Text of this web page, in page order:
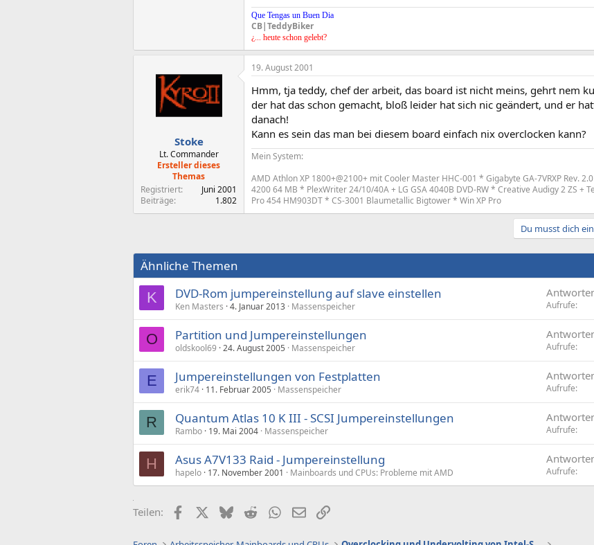
Que Tengas un Buen Dia
CB|TeddyBiker
¿... heute schon gelebt?
Stoke
Lt. Commander
Ersteller dieses
Themas
Registriert
Juni 2001
Beiträge
1.802
19. August 2001
Hmm, tja teddy, chef der arbeit, das board ist nicht meins, gehrt nem
der hat das schon gemacht, bloß leider hat sich nic geändert, und er
danach!
Kann es sein das man bei diesem board einfach nix overclocken kann?
Mein System:
AMD Athlon XP 1800+@2100+ mit Cooler Master HHC-001 * Gigabyte GA-7VRXP Rev.
4200 64 MB * PlexWriter 24/10/40A + LG GSA 4040B DVD-RW * Creative Audigy 2 ZS +
Pro 454 HM903DT * CS-3001 Blaumetallic Bigtower * Win XP Pro
Du musst dich
Ähnliche Themen
K DVD-Rom jumpereinstellung auf slave einstellen
Ken Masters 4. Januar 2013 Massenspeicher Aufrufe
O Partition und Jumpereinstellungen
oldskool69 24. August 2005 Massenspeicher Aufrufe
E Jumpereinstellungen von Festplatten
erik74 11. Februar 2005 Massenspeicher Aufrufe
R Quantum Atlas 10 K III - SCSI Jumpereinstellungen
Rambo 19. Mai 2004 Massenspeicher Aufrufe
H Asus A7V133 Raid - Jumpereinstellung
hapelo 17. November 2001 Mainboards und CPUs: Probleme mit AMD Aufrufe
Teilen: FacebookX (Twitter)
BlueskyRedditWhatsApp
E-MailLink